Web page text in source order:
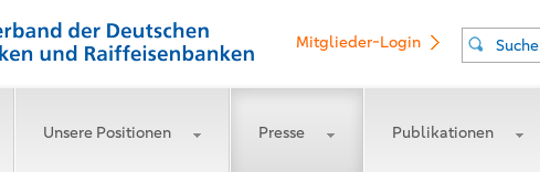
Suche
Mitglieder-Login
Unsere Positionen Presse Publikationen